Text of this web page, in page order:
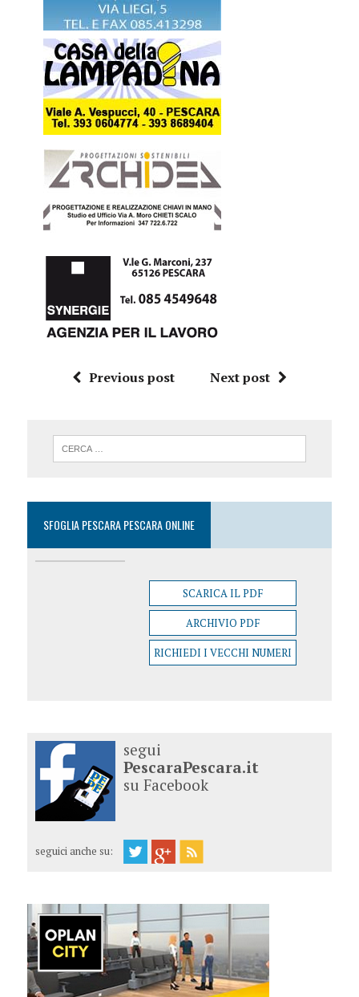
Previous post Next post
SFOGLIA PESCARA PESCARA ONLINE
SCARICA IL PDF
ARCHIVIO PDF
RICHIEDI I VECCHI NUMERI
segui
PescaraPescara.it
su Facebook
seguici anche su: